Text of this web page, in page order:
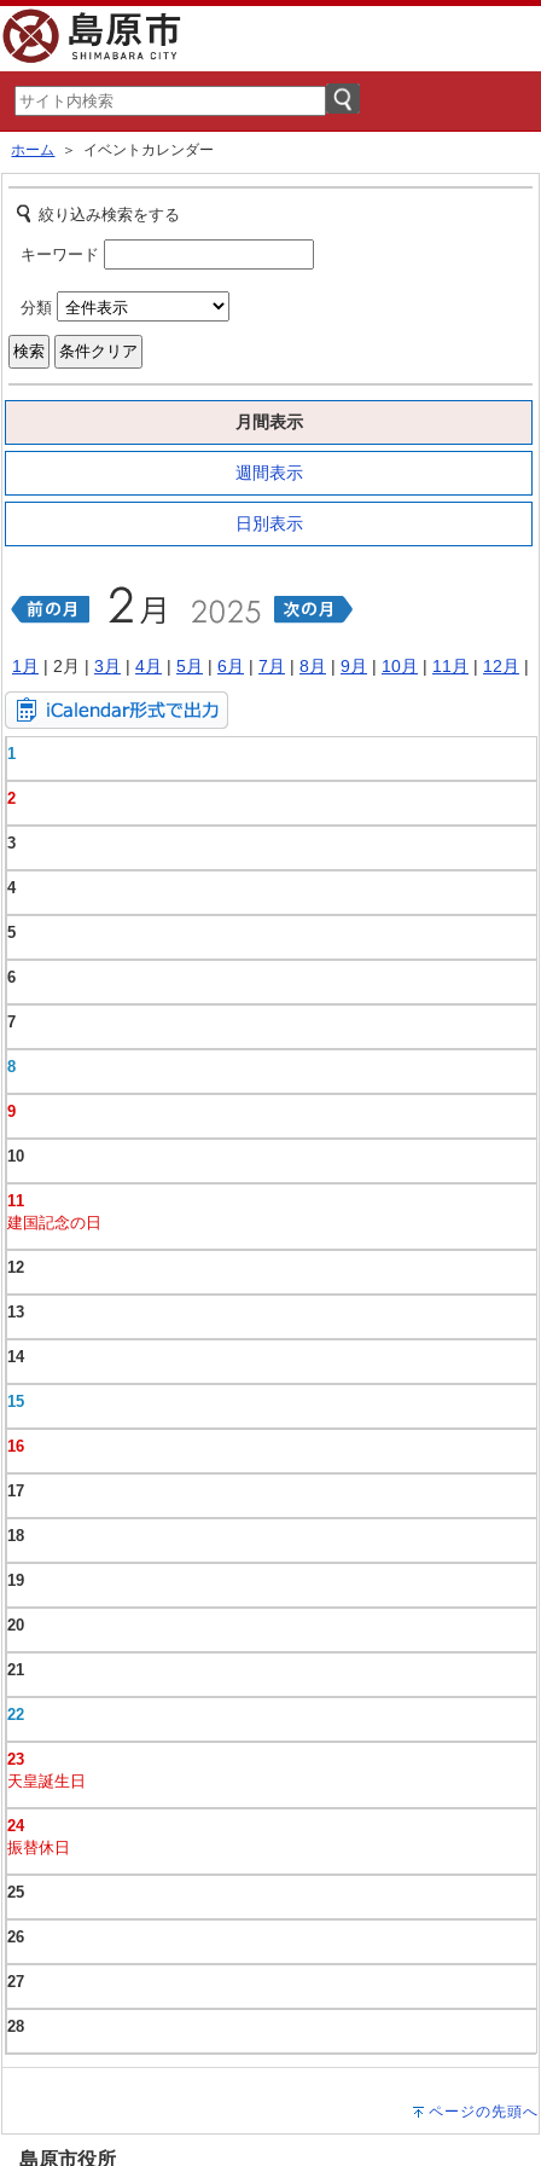
ホーム ＞ イベントカレンダー
絞り込み検索をする
キーワード
分類
月間表示
週間表示
日別表示
1月 | 2月 | 3月 | 4月 | 5月 | 6月 | 7月 | 8月 | 9月 | 10月 | 11月 | 12月 |
1
2
3
4
5
6
7
8
9
10
11
建国記念の日
12
13
14
15
16
17
18
19
20
21
22
23
天皇誕生日
24
振替休日
25
26
27
28
ページの先頭へ
島原市役所